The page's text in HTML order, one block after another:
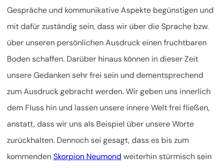
Gespräche und kommunikative Aspekte begünstigen und
mit dafür zuständig sein, dass wir über die Sprache bzw.
über unseren persönlichen Ausdruck einen fruchtbaren
Boden schaffen. Darüber hinaus können in dieser Zeit
unsere Gedanken sehr frei sein und dementsprechend
zum Ausdruck gebracht werden. Wir geben uns innerlich
dem Fluss hin und lassen unsere innere Welt frei fließen,
anstatt, dass wir uns als Beispiel über unsere Worte
zurückhalten. Dennoch sei gesagt, dass es bis zum
kommendenSkorpion Neumond weiterhin stürmisch sein